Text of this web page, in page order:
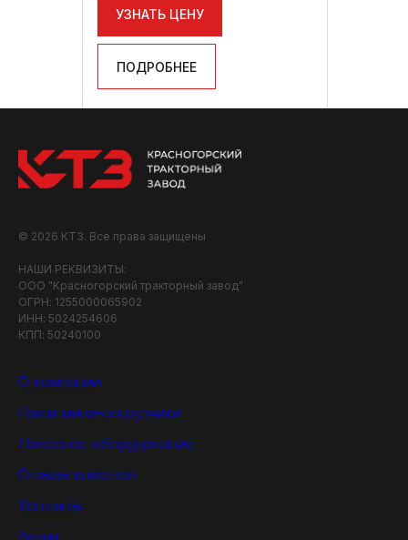
УЗНАТЬ ЦЕНУ
ПОДРОБНЕЕ
© 2026 КТЗ. Все права защищены
НАШИ РЕКВИЗИТЫ:
ООО "Красногорский тракторный завод"
ОГРН: 1255000065902
ИНН: 5024254606
КПП: 50240100
О компании
Наши мини-погрузчики
Навесное оборудование
Отзывы клиентов
Контакты
Акции